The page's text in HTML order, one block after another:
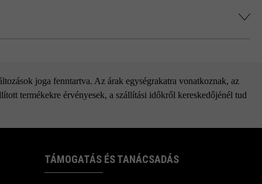
joga fenntartva. Az árak egységrakatra vonatkoznak, az
termékekre érvényesek, a szállítási időkről kereskedőjénél tud
TÁMOGATÁS ÉS TANÁCSADÁS